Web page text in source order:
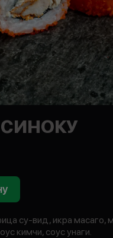
су-вид, икра масаго,
кимчи, соус унаги.